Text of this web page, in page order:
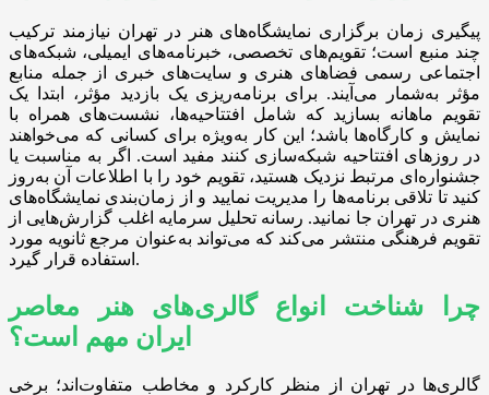
پیگیری زمان برگزاری نمایشگاه‌های هنر در تهران نیازمند ترکیب
چند منبع است؛ تقویم‌های تخصصی، خبرنامه‌های ایمیلی، شبکه‌های
اجتماعی رسمی فضاهای هنری و سایت‌های خبری از جمله منابع
مؤثر به‌شمار می‌آیند. برای برنامه‌ریزی یک بازدید مؤثر، ابتدا یک
تقویم ماهانه بسازید که شامل افتتاحیه‌ها، نشست‌های همراه با
نمایش و کارگاه‌ها باشد؛ این کار به‌ویژه برای کسانی که می‌خواهند
در روزهای افتتاحیه شبکه‌سازی کنند مفید است. اگر به مناسبت یا
جشنواره‌ای مرتبط نزدیک هستید، تقویم خود را با اطلاعات آن به‌روز
کنید تا تلاقی برنامه‌ها را مدیریت نمایید و از زمان‌بندی نمایشگاه‌های
هنری در تهران جا نمانید. رسانه تحلیل سرمایه اغلب گزارش‌هایی از
تقویم فرهنگی منتشر می‌کند که می‌تواند به‌عنوان مرجع ثانویه مورد
استفاده قرار گیرد.
چرا شناخت انواع گالری‌های هنر معاصر
ایران مهم است؟
گالری‌ها در تهران از منظر کارکرد و مخاطب متفاوت‌اند؛ برخی